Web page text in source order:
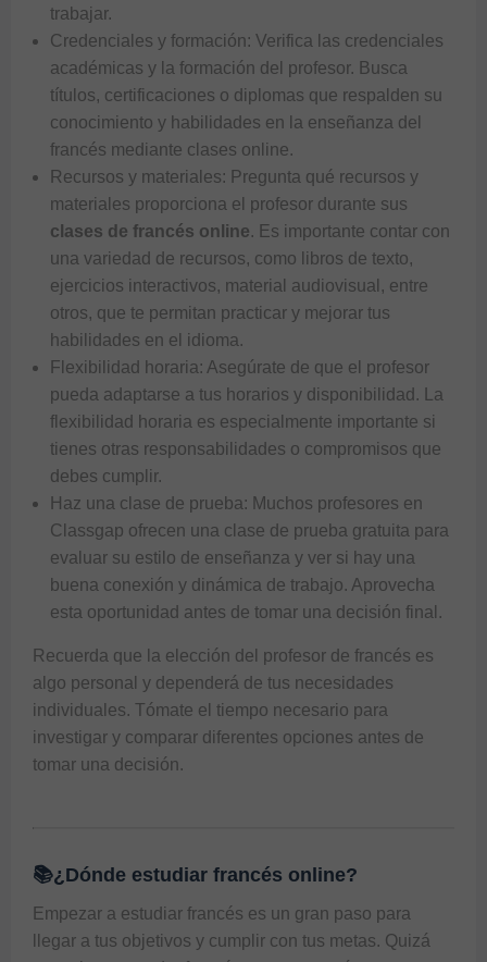
trabajar.
Credenciales y formación: Verifica las credenciales
académicas y la formación del profesor. Busca
títulos, certificaciones o diplomas que respalden su
conocimiento y habilidades en la enseñanza del
francés mediante clases online.
Recursos y materiales: Pregunta qué recursos y
materiales proporciona el profesor durante sus
clases de francés online. Es importante contar con
una variedad de recursos, como libros de texto,
ejercicios interactivos, material audiovisual, entre
otros, que te permitan practicar y mejorar tus
habilidades en el idioma.
Flexibilidad horaria: Asegúrate de que el profesor
pueda adaptarse a tus horarios y disponibilidad. La
flexibilidad horaria es especialmente importante si
tienes otras responsabilidades o compromisos que
debes cumplir.
Haz una clase de prueba: Muchos profesores en
Classgap ofrecen una clase de prueba gratuita para
evaluar su estilo de enseñanza y ver si hay una
buena conexión y dinámica de trabajo. Aprovecha
esta oportunidad antes de tomar una decisión final.
Recuerda que la elección del profesor de francés es
algo personal y dependerá de tus necesidades
individuales. Tómate el tiempo necesario para
investigar y comparar diferentes opciones antes de
tomar una decisión.
📚¿Dónde estudiar francés online?
Empezar a estudiar francés es un gran paso para
llegar a tus objetivos y cumplir con tus metas. Quizá